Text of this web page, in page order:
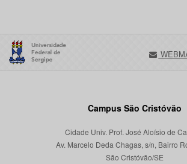
Campus São Cristóvão
Cidade Univ. Prof. José Aloísio de
Av. Marcelo Deda Chagas, s/n, Bairro
São Cristóvão/SE